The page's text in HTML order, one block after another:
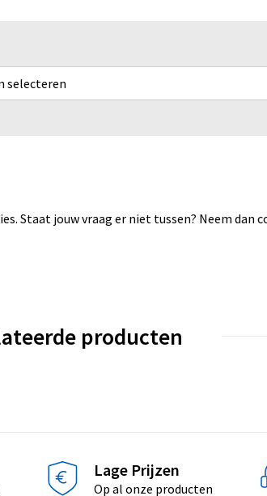
selecteren
Staat jouw vraag er niet tussen? Neem dan
producten
Lage Prijzen
Op al onze producten